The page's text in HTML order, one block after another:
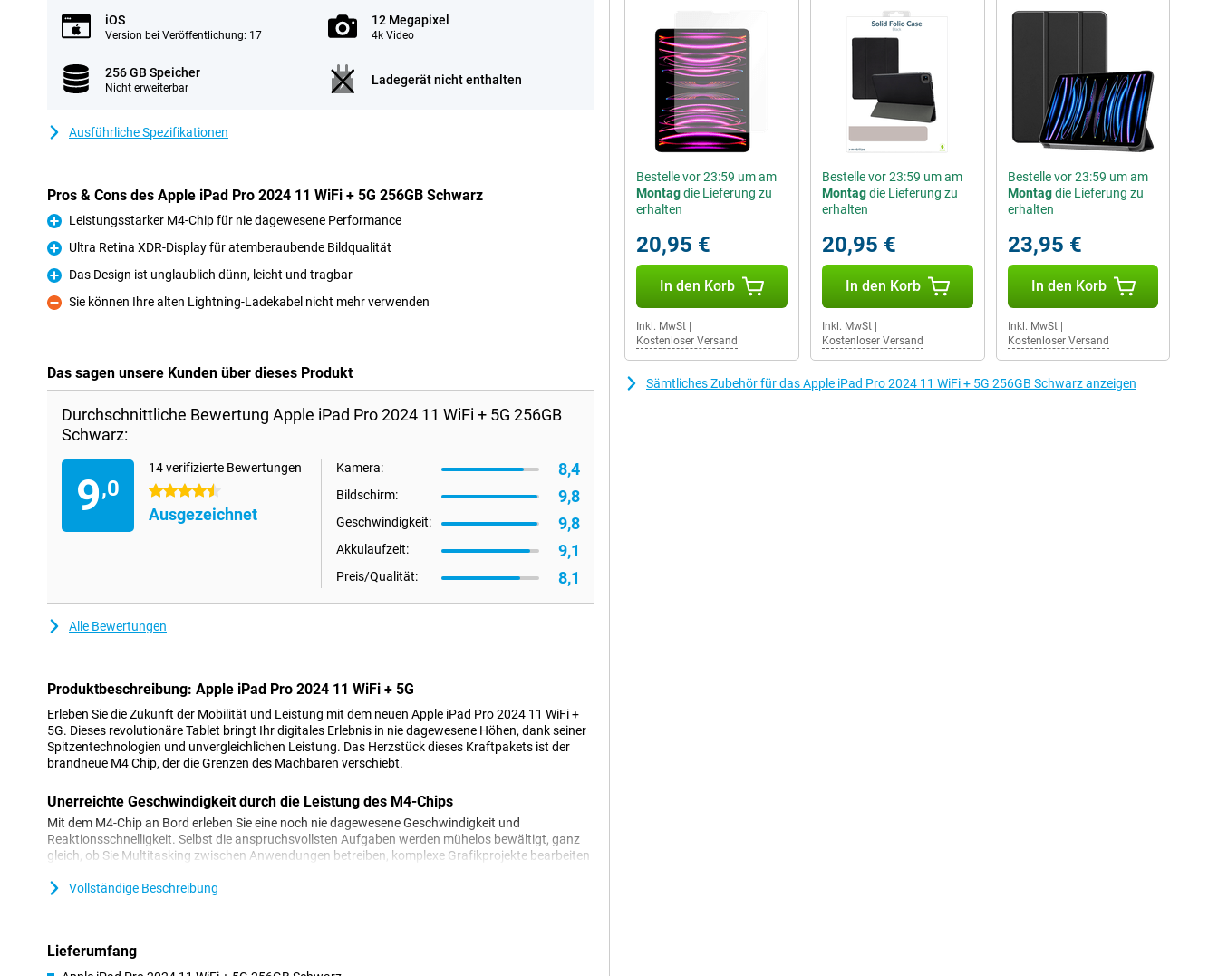
iOS
Version bei Veröffentlichung: 17
12 Megapixel
4k Video
256 GB Speicher
Nicht erweiterbar
Ladegerät nicht enthalten
Ausführliche Spezifikationen
Pros & Cons des Apple iPad Pro 2024 11 WiFi + 5G 256GB Schwarz
Pro
Leistungsstarker M4-Chip für nie dagewesene Performance
Pro
Ultra Retina XDR-Display für atemberaubende Bildqualität
Pro
Das Design ist unglaublich dünn, leicht und tragbar
Kontra
Sie können Ihre alten Lightning-Ladekabel nicht mehr verwenden
Das sagen unsere Kunden über dieses Produkt
Durchschnittliche Bewertung Apple iPad Pro 2024 11 WiFi + 5G 256GB
Schwarz:
9,0
14 verifizierte Bewertungen
4.5 Sterne
Ausgezeichnet
Kamera: 8,4
Bildschirm: 9,8
Geschwindigkeit: 9,8
Akkulaufzeit: 9,1
Preis/Qualität: 8,1
Alle Bewertungen
Produktbeschreibung: Apple iPad Pro 2024 11 WiFi + 5G
Erleben Sie die Zukunft der Mobilität und Leistung mit dem neuen Apple iPad Pro 2024 11 WiFi +
5G. Dieses revolutionäre Tablet bringt Ihr digitales Erlebnis in nie dagewesene Höhen, dank seiner
Spitzentechnologien und unvergleichlichen Leistung. Das Herzstück dieses Kraftpakets ist der
brandneue M4 Chip, der die Grenzen des Machbaren verschiebt.
Unerreichte Geschwindigkeit durch die Leistung des M4-Chips
Mit dem M4-Chip an Bord erleben Sie eine noch nie dagewesene Geschwindigkeit und
Reaktionsschnelligkeit. Selbst die anspruchsvollsten Aufgaben werden mühelos bewältigt, ganz
gleich, ob Sie Multitasking zwischen Anwendungen betreiben, komplexe Grafikprojekte bearbeiten
voraus sind, egal, was auf Sie zukommt.
Egal, ob Sie auf dem Weg zu einem Meeting sind, eine Präsentation halten oder einfach nur mit
Ihren Lieblingsinhalten entspannen wollen - das Apple iPad Pro 2024 11 WiFi + 5G passt sich
Vollständige Beschreibung
Lieferumfang
Bestelle vor 23:59 um am
Montagdie Lieferung zu
erhalten
20,95 €
In den Korb
Inkl. MwSt
Kostenloser Versand
Bestelle vor 23:59 um am
Montagdie Lieferung zu
erhalten
20,95 €
In den Korb
Inkl. MwSt|
Kostenloser Versand
Bestelle vor 23:59 um am
Montagdie Lieferung zu
erhalten
23,95 €
In den Korb
Inkl. MwSt|
Kostenloser Versand
Sämtliches Zubehör für das Apple iPad Pro 2024 11 WiFi + 5G 256GB Schwarz anzeigen